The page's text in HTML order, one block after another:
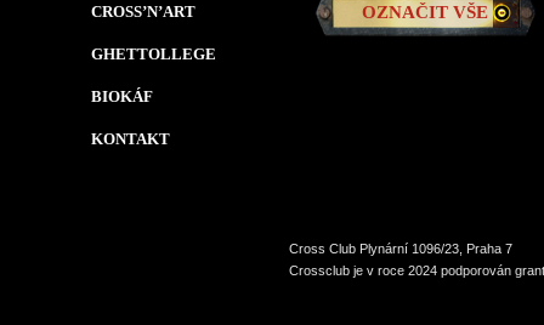
CROSS’N’ART
GHETTOLLEGE
BIOKÁF
KONTAKT
OZNAČIT VŠE
Cross Club Plynární 1096/23, Praha 7
Crossclub je v roce 2024 podporován